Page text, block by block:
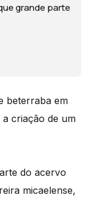
grande parte
beterraba em
a criação de um
do acervo
micaelense,